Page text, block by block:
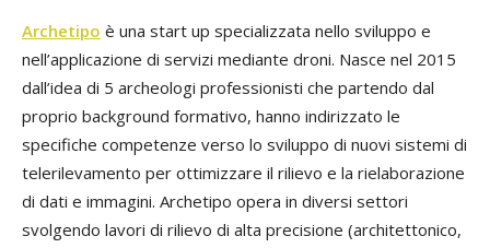
Archetipo è una start up specializzata nello sviluppo e
nell’applicazione di servizi mediante droni. Nasce nel 2015
dall’idea di 5 archeologi professionisti che partendo dal
proprio background formativo, hanno indirizzato le
specifiche competenze verso lo sviluppo di nuovi sistemi di
telerilevamento per ottimizzare il rilievo e la rielaborazione
di dati e immagini. Archetipo opera in diversi settori
svolgendo lavori di rilievo di alta precisione (architettonico,